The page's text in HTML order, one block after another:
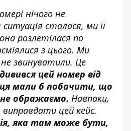
нічого не
сталася, ми її
розлетілася по
з цього. Ми
не звинуватили. Це
цей номер від
мали б побачити, що
ображаємо. Навпаки,
цей кейс.
яка там може бути,